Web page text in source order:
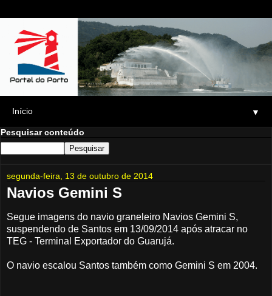
▼
Pesquisar conteúdo
segunda-feira, 13 de outubro de 2014
Navios Gemini S
Segue imagens do navio graneleiro Navios Gemini S,
suspendendo de Santos em 13/09/2014 após atracar no
TEG - Terminal Exportador do Guarujá.
O navio escalou Santos também como Gemini S em 2004.